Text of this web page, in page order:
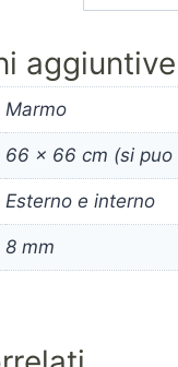
aggiuntive
Marmo
66 x 66 cm (si
Esterno e interno
8 mm